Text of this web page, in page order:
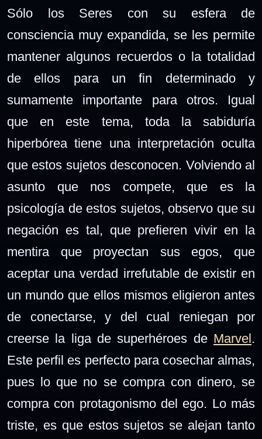
Sólo los Seres con su esfera de
consciencia muy expandida, se les permite
mantener algunos recuerdos o la totalidad
de ellos para un fin determinado y
sumamente importante para otros. Igual
que en este tema, toda la sabiduría
hiperbórea tiene una interpretación oculta
que estos sujetos desconocen. Volviendo al
asunto que nos compete, que es la
psicología de estos sujetos, observo que su
negación es tal, que prefieren vivir en la
mentira que proyectan sus egos, que
aceptar una verdad irrefutable de existir en
un mundo que ellos mismos eligieron antes
de conectarse, y del cual reniegan por
creerse la liga de superhéroes de Marvel .
Este perfil es perfecto para cosechar almas,
pues lo que no se compra con dinero, se
compra con protagonismo del ego. Lo más
triste, es que estos sujetos se alejan tanto